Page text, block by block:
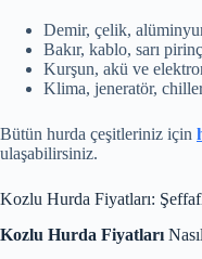
Demir, çelik,
Bakır, kablo, sarı
Kurşun, akü ve
Klima, jeneratör,
Bütün hurda çeşitleriniz için
ulaşabilirsiniz.
Kozlu Hurda Fiyatları:
Kozlu Hurda Fiyatları